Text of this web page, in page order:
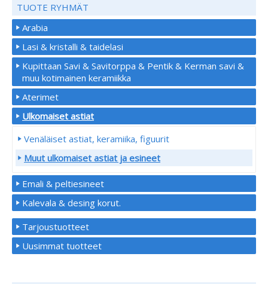
TUOTE RYHMÄT
Arabia
Lasi & kristalli & taidelasi
Kupittaan Savi & Savitorppa & Pentik & Kerman savi &
muu kotimainen keramiikka
Aterimet
Ulkomaiset astiat
Venäläiset astiat, keramiika, figuurit
Muut ulkomaiset astiat ja esineet
Emali & peltiesineet
Kalevala & desing korut.
Tarjoustuotteet
Uusimmat tuotteet